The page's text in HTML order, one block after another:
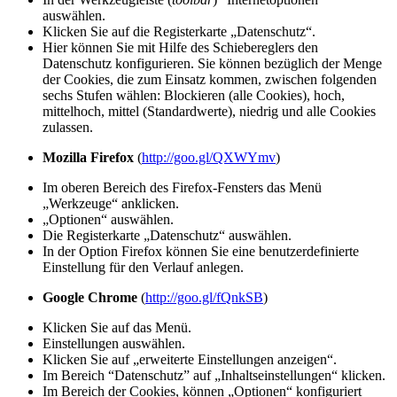
auswählen.
Klicken Sie auf die Registerkarte „Datenschutz“.
Hier können Sie mit Hilfe des Schiebereglers den
Datenschutz konfigurieren. Sie können bezüglich der Menge
der Cookies, die zum Einsatz kommen, zwischen folgenden
sechs Stufen wählen: Blockieren (alle Cookies), hoch,
mittelhoch, mittel (Standardwerte), niedrig und alle Cookies
zulassen.
Mozilla Firefox (http://goo.gl/QXWYmv)
Im oberen Bereich des Firefox-Fensters das Menü
„Werkzeuge“ anklicken.
„Optionen“ auswählen.
Die Registerkarte „Datenschutz“ auswählen.
In der Option Firefox können Sie eine benutzerdefinierte
Einstellung für den Verlauf anlegen.
Google Chrome (http://goo.gl/fQnkSB)
Klicken Sie auf das Menü.
Einstellungen auswählen.
Klicken Sie auf „erweiterte Einstellungen anzeigen“.
Im Bereich “Datenschutz” auf „Inhaltseinstellungen“ klicken.
Im Bereich der Cookies, können „Optionen“ konfiguriert